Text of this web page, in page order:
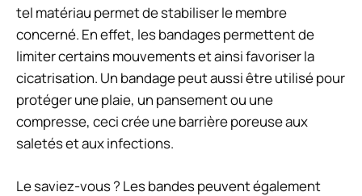
tel matériau permet de stabiliser le membre
concerné. En effet, les bandages permettent de
limiter certains mouvements et ainsi favoriser la
cicatrisation. Un bandage peut aussi être utilisé pour
protéger une plaie, un pansement ou une
compresse, ceci crée une barrière poreuse aux
saletés et aux infections.
Le saviez-vous ? Les bandes peuvent également